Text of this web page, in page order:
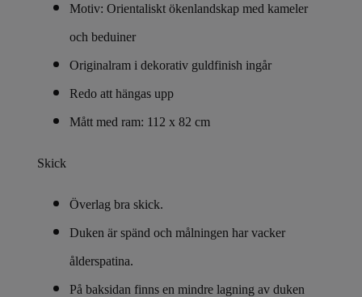
Motiv: Orientaliskt ökenlandskap med kameler
och beduiner
Originalram i dekorativ guldfinish ingår
Redo att hängas upp
Mått med ram: 112 x 82 cm
Skick
Överlag bra skick.
Duken är spänd och målningen har vacker
ålderspatina.
På baksidan finns en mindre lagning av duken